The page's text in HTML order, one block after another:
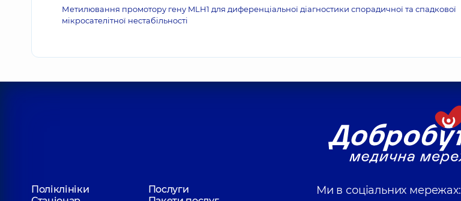
Метилювання промотору гену MLH1 для диференціальної діагностики спорадичної та спадкової
мікросателітної нестабільності
Поліклініки
Послуги
Ми в соціальних мережах: